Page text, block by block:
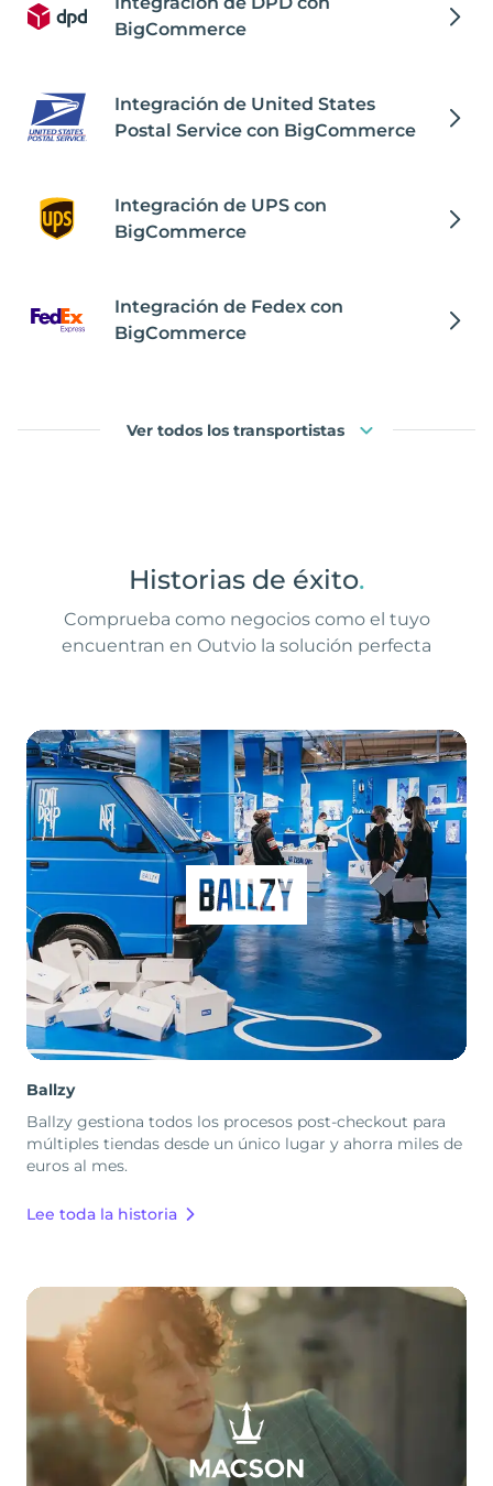
BigCommerce
Integración de United States
Postal Service con BigCommerce
Integración de UPS con
BigCommerce
Integración de Fedex con
BigCommerce
Ver todos los transportistas
Historias de éxito.
Comprueba como negocios como el tuyo
encuentran en Outvio la solución perfecta
Ballzy
Ballzy gestiona todos los procesos post-checkout para
múltiples tiendas desde un único lugar y ahorra miles de
euros al mes.
Lee toda la historia